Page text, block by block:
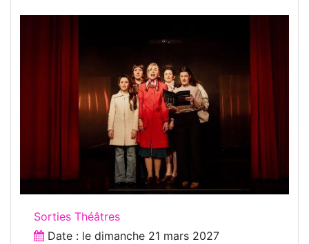
Sorties Théâtres
Date : le dimanche 21 mars 2027